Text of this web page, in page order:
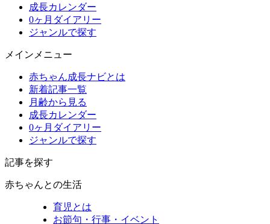
成長カレンダー
0ヶ月ダイアリー
ジャンルで探す
メインメニュー
赤ちゃん成長ナビとは
新着記事一覧
月齢から見る
成長カレンダー
0ヶ月ダイアリー
ジャンルで探す
記事を探す
赤ちゃんとの生活
育児とは
お節句・行事・イベント